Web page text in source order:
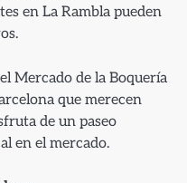
en La Rambla pueden
Mercado de la Boquería
que merecen
de un paseo
en el mercado.